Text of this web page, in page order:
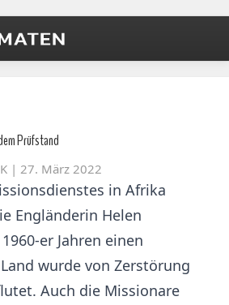
Prüfstand
| 27. März 2022
in Afrika
Engländerin Helen
er Jahren einen
wurde von Zerstörung
Auch die Missionare